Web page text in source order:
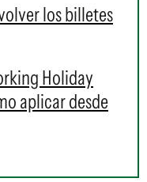
los billetes
Holiday
aplicar desde